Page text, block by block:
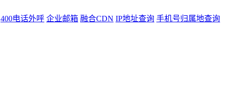
400电话外呼 企业邮箱 融合CDN IP地址查询 手机号归属地查询